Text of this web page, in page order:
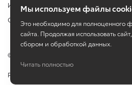
Изменить настройку cookies
Сбросить cookie
©
Работает на технологиях
Мы используем файлы
Это необходимо для полноценного
сайта. Продолжая использовать
сбором и обработкой данных.
Читать полностью